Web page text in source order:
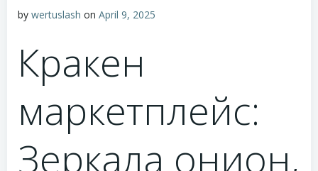
by wertuslash on April 9, 2025
Кракен
маркетплейс:
Зеркала онион,